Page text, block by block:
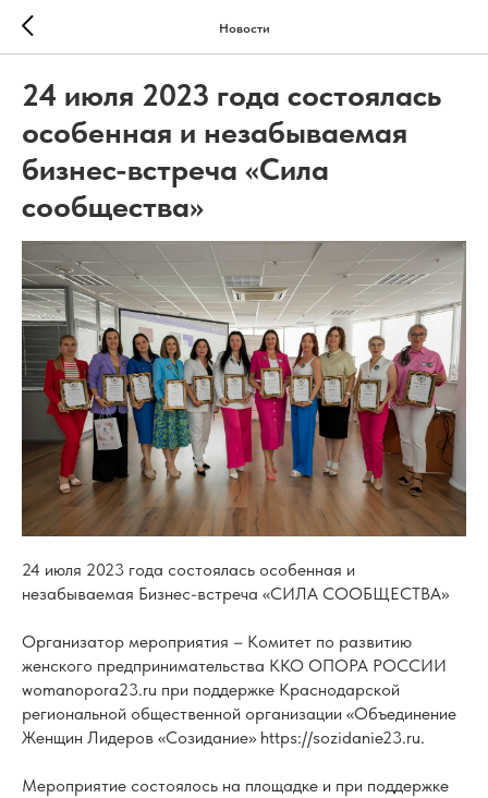
Новости
24 июля 2023 года состоялась
особенная и незабываемая
бизнес-встреча «Сила
сообщества»
24 июля 2023 года состоялась особенная и
незабываемая Бизнес-встреча «СИЛА СООБЩЕСТВА»
Организатор мероприятия – Комитет по развитию
женского предпринимательства ККО ОПОРА РОССИИ
womanopora23.ru при поддержке Краснодарской
региональной общественной организации «Объединение
Женщин Лидеров «Созидание» https://sozidanie23.ru.
Мероприятие состоялось на площадке и при поддержке